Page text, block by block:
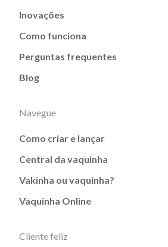
Inovações
Como funciona
Perguntas frequentes
Blog
Navegue
Como criar e lançar
Central da vaquinha
Vakinha ou vaquinha?
Vaquinha Online
Cliente feliz